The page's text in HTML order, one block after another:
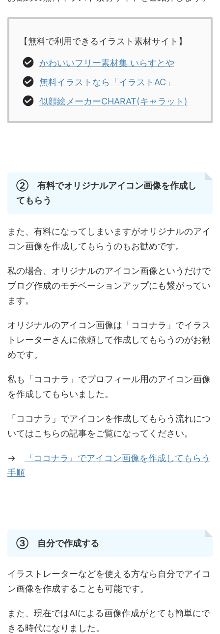
【無料で利用できるイラスト素材サイト】
かわいいフリー素材集 いらすとや
無料イラストなら「イラストAC」
似顔絵メーカーCHARAT(キャラット)
② 有料でオリジナルアイコン画像を作成し
てもらう
また、有料になってしまいますがオリジナルのアイ
コン画像を作成してもらうのもお勧めです。
私の場合、オリジナルのアイコン画像というだけで
ブログ作成のモチベーションアップにも繋がってい
ます。
オリジナルのアイコン画像は「ココナラ」でイラス
トレーターさんに依頼して作成してもらうのがお勧
めです。
私も「ココナラ」でプロフィール用のアイコン画像
を作成してもらいました。
「ココナラ」でアイコンを作成してもらう流れにつ
いてはこちらの記事をご覧になってください。
→
『ココナラ』でアイコン画像を作成してもらう
手順
③ 自分で作成する
イラストレーターなどを使える方なら自分でアイコ
ン画像を作成することも可能です。
また、現在ではAIによる画像作成がとても簡単にで
きる時代になりました。